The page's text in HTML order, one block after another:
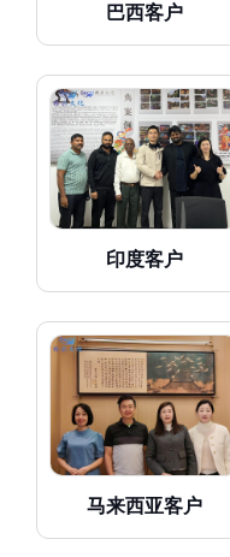
巴西客户
印度客户
马来西亚客户